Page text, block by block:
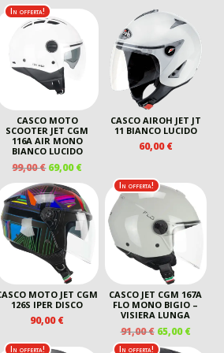
In offerta!
CASCO MOTO
SCOOTER JET CGM
116A AIR MONO
BIANCO LUCIDO
99,00€ IL
PREZZO
ORIGINALE
ERA:
99,00 €.
69,00€IL
PREZZO
ATTUALE
È:
69,00 €.
CASCO AIROH JET JT
11 BIANCO LUCIDO
60,00€
MOTO JET CGM
126S IPER DISCO
90,00€
In offerta!
CASCO JET CGM 167A
FLO MONO BIGIO –
VISIERA LUNGA
91,00€ IL
PREZZO
65,00€IL
In offerta! In offerta!